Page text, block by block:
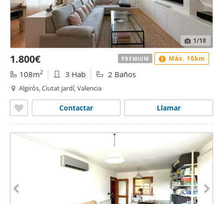
1/18
1.800€
108m2 3 Hab 2 Baños
Algirós, Ciutat Jardí, Valencia
Llamar
Contactar
PREMIUM Máx. 10km